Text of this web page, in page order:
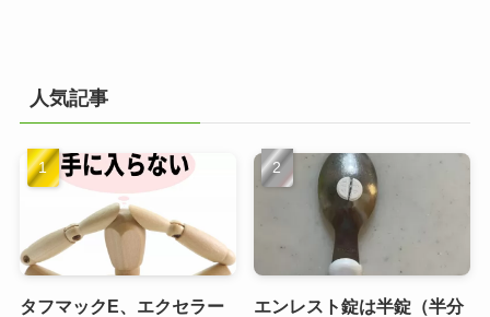
人気記事
タフマックE、エクセラー
エンレスト錠は半錠（半分